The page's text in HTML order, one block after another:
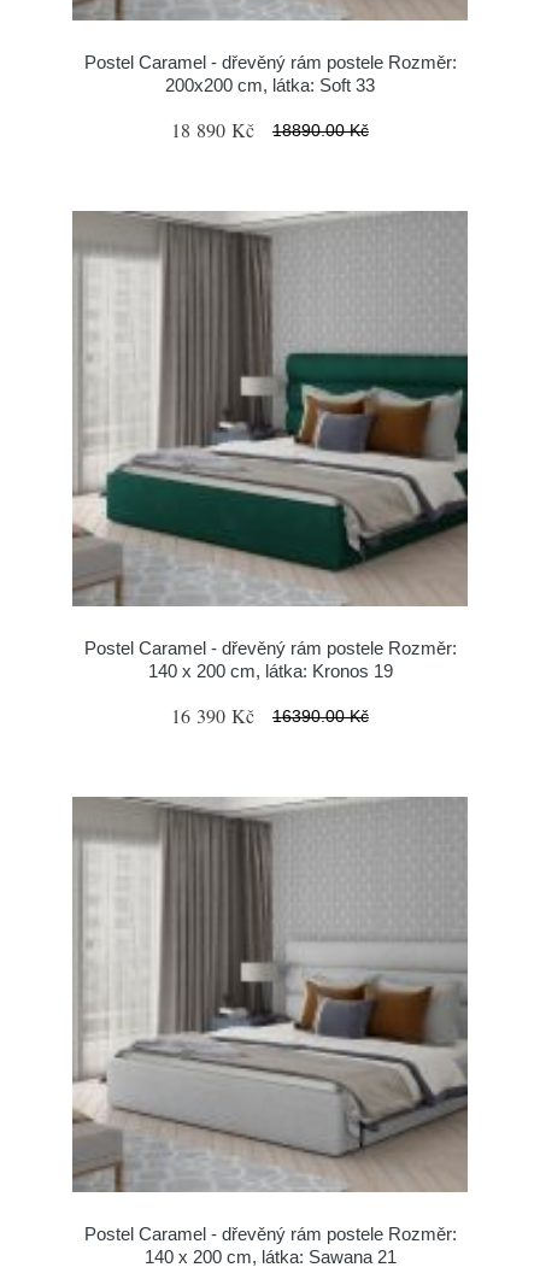
Postel Caramel - dřevěný rám postele Rozměr:
200x200 cm, látka: Soft 33
18 890 Kč 18890.00 Kč
Postel Caramel - dřevěný rám postele Rozměr:
140 x 200 cm, látka: Kronos 19
16 390 Kč 16390.00 Kč
Postel Caramel - dřevěný rám postele Rozměr:
140 x 200 cm, látka: Sawana 21